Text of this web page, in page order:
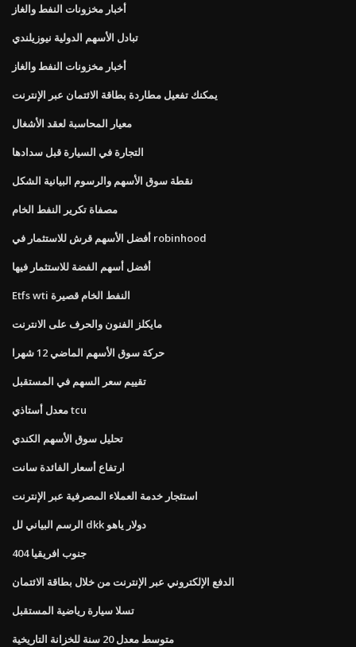
أخبار مخزونات النفط والغاز
تبادل الأسهم الدولية نيوزيلندي
أخبار مخزونات النفط والغاز
يمكنك تفعيل مطاردة بطاقة الائتمان عبر الإنترنت
معيار المحاسبة لعقد الأشغال
التجارة في السيارة قبل سدادها
نقطة سوق الأسهم والرسوم البيانية الشكل
مصفاة تكرير النفط الخام
أفضل الأسهم قرش للاستثمار في robinhood
أفضل أسهم الفضة للاستثمار فيها
Etfs wti النفط الخام قصيرة
مايكلز الفنون والحرف على الانترنت
حركة سوق الأسهم الماضي 12 شهرا
تقييم سعر السهم في المستقبل
معدل أستاذي tcu
تحليل سوق الأسهم الكندي
ارتفاع أسعار الفائدة سانت
استئجار خدمة العملاء المصرفية عبر الإنترنت
الرسم البياني لل dkk دولار ياهو
جنوب افريقيا 404
الدفع الإلكتروني عبر الإنترنت من خلال بطاقة الائتمان
تسلا سيارة رياضية المستقبل
متوسط ​​معدل 20 سنة للخزانة التاريخية